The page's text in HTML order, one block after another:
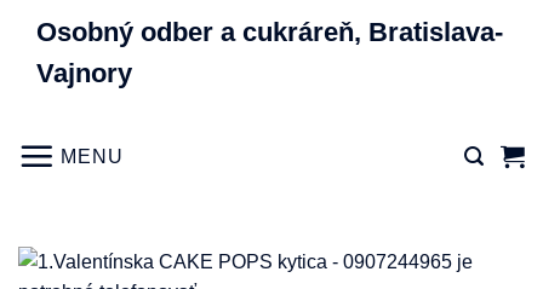
content
Osobný odber a cukráreň, Bratislava-
Vajnory
MENU